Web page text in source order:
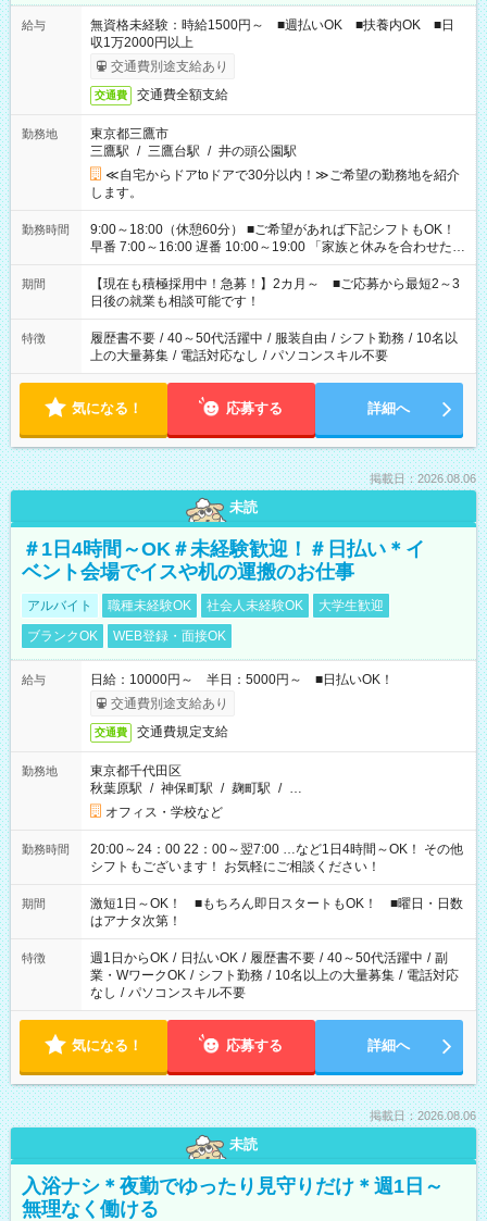
給与
無資格未経験：時給1500円～ ■週払いOK ■扶養内OK ■日
収1万2000円以上
交通費別途支給あり
交通費 交通費全額支給
勤務地
東京都三鷹市
三鷹駅 / 三鷹台駅 / 井の頭公園駅
≪自宅からドアtoドアで30分以内！≫ご希望の勤務地を紹介
します。
勤務時間
9:00～18:00（休憩60分） ■ご希望があれば下記シフトもOK！
早番 7:00～16:00 遅番 10:00～19:00 「家族と休みを合わせた
い」 「余裕を持って夕飯の準備がしたい」 「できれば残業はし
たくない」 など、ご希望を教えてくださいね。 ※Wワーク希望
の方へ 今ご覧のお仕事で希望する勤務時間と、もう1つのお仕事
の勤務時間。 合計で週40時間を超える場合は応募できません。
期間
【現在も積極採用中！急募！】2カ月～ ■ご応募から最短2～3
日後の就業も相談可能です！
特徴 履歴書不要 / 40～50代活躍中 / 服装自由 / シフト勤務 / 10名以
上の大量募集 / 電話対応なし / パソコンスキル不要
気になる！ 応募する 詳細へ
掲載日：2026.08.06
未読
＃1日4時間～OK＃未経験歓迎！＃日払い＊イ
ベント会場でイスや机の運搬のお仕事
アルバイト 職種未経験OK 社会人未経験OK
大学生歓迎
ブランクOK
WEB登録・面接OK
給与
日給：10000円～ 半日：5000円～ ■日払いOK！
交通費別途支給あり
交通費 交通費規定支給
勤務地
東京都千代田区
秋葉原駅 / 神保町駅 / 麹町駅 / …
オフィス・学校など
勤務時間
20:00～24：00 22：00～翌7:00 …など1日4時間～OK！ その他
シフトもございます！ お気軽にご相談ください！
期間
激短1日～OK！ ■もちろん即日スタートもOK！ ■曜日・日数
はアナタ次第！
特徴 週1日からOK / 日払いOK / 履歴書不要 / 40～50代活躍中 / 副
業・WワークOK / シフト勤務 / 10名以上の大量募集 / 電話対応
なし / パソコンスキル不要
気になる！ 応募する 詳細へ
掲載日：2026.08.06
未読
入浴ナシ＊夜勤でゆったり見守りだけ＊週1日～
無理なく働ける